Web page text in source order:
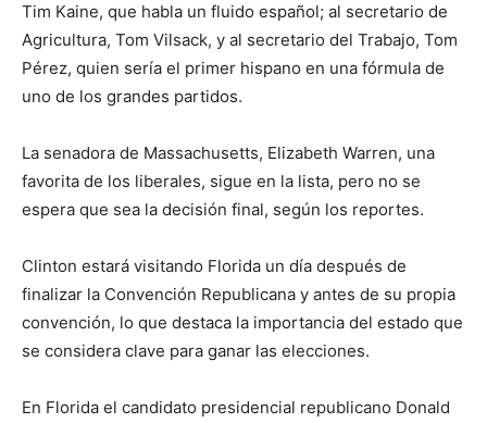
Tim Kaine, que habla un fluido español; al secretario de
Agricultura, Tom Vilsack, y al secretario del Trabajo, Tom
Pérez, quien sería el primer hispano en una fórmula de
uno de los grandes partidos.
La senadora de Massachusetts, Elizabeth Warren, una
favorita de los liberales, sigue en la lista, pero no se
espera que sea la decisión final, según los reportes.
Clinton estará visitando Florida un día después de
finalizar la Convención Republicana y antes de su propia
convención, lo que destaca la importancia del estado que
se considera clave para ganar las elecciones.
En Florida el candidato presidencial republicano Donald